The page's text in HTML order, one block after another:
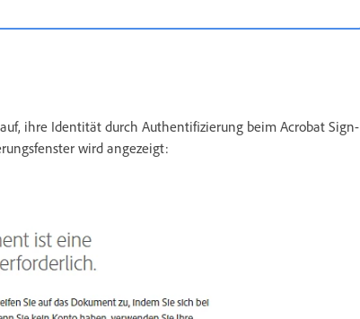
ihre Identität durch Authentifizierung beim Acrobat Sign-
wird angezeigt: